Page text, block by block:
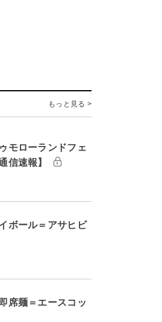
もっと見る >
モローランドフェ
信速報】
ボール＝アサヒビ
席麺＝エースコッ